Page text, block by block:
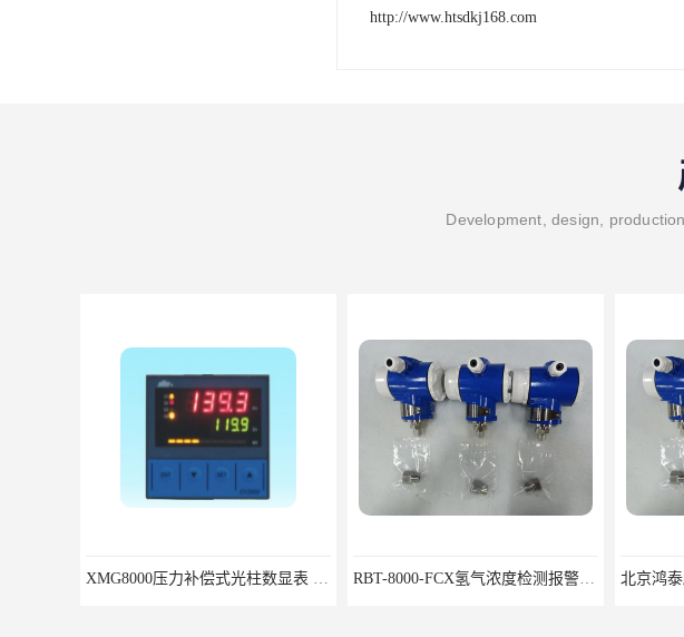
http://www.htsdkj168.com
Development, design,
RBT-8000-FCX氢气浓度检测报警器北京地区供应商 北京鸿泰顺达长期供应BP-8000缆式液位计，0-5米现场显示；BP-8000缆式液位计，0-5米现场显示询价电话